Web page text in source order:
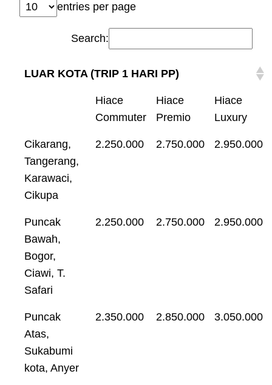
entries per page
Search:
LUAR KOTA (TRIP 1 HARI PP)
Hiace
Commuter
Hiace
Premio
Hiace
Luxury
Cikarang,
Tangerang,
Karawaci,
Cikupa
2.250.000 2.750.000 2.950.000
Puncak
Bawah,
Bogor,
Ciawi, T.
Safari
2.250.000 2.750.000 2.950.000
Puncak
Atas,
Sukabumi
kota, Anyer
2.350.000 2.850.000 3.050.000